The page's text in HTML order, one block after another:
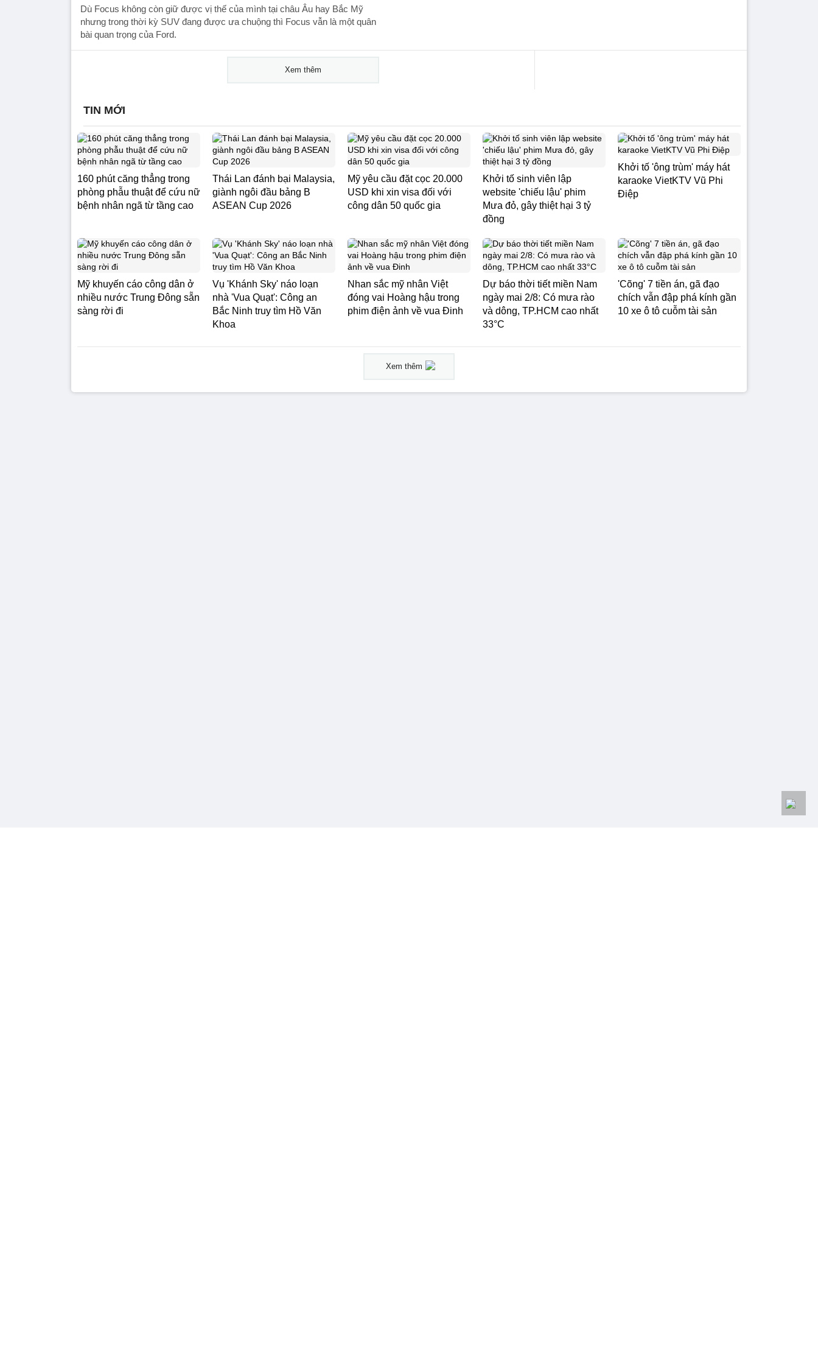
Dù Focus không còn giữ được vị thế của mình tại châu Âu hay Bắc Mỹ
nhưng trong thời kỳ SUV đang được ưa chuộng thì Focus vẫn là một quân
bài quan trọng của Ford.
Xem thêm
TIN MỚI
160 phút căng thẳng trong
phòng phẫu thuật để cứu nữ
bệnh nhân ngã từ tầng cao
Thái Lan đánh bại Malaysia,
giành ngôi đầu bảng B
ASEAN Cup 2026
Mỹ yêu cầu đặt cọc 20.000
USD khi xin visa đối với
công dân 50 quốc gia
Khởi tố sinh viên lập
website 'chiếu lậu' phim
Mưa đỏ, gây thiệt hại 3 tỷ
đồng
Khởi tố 'ông trùm' máy hát
karaoke VietKTV Vũ Phi
Điệp
Mỹ khuyến cáo công dân ở
nhiều nước Trung Đông sẵn
sàng rời đi
Vụ 'Khánh Sky' náo loạn
nhà 'Vua Quạt': Công an
Bắc Ninh truy tìm Hồ Văn
Khoa
Nhan sắc mỹ nhân Việt
đóng vai Hoàng hậu trong
phim điện ảnh về vua Đinh
Dự báo thời tiết miền Nam
ngày mai 2/8: Có mưa rào
và dông, TP.HCM cao nhất
33°C
'Cõng' 7 tiền án, gã đạo
chích vẫn đập phá kính gần
10 xe ô tô cuỗm tài sản
Xem thêm